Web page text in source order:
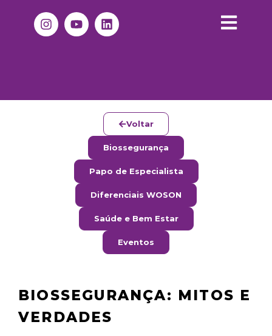
Voltar
Biossegurança
Papo de Especialista
Diferenciais WOSON
Saúde e Bem Estar
Eventos
BIOSSEGURANÇA: MITOS E
VERDADES